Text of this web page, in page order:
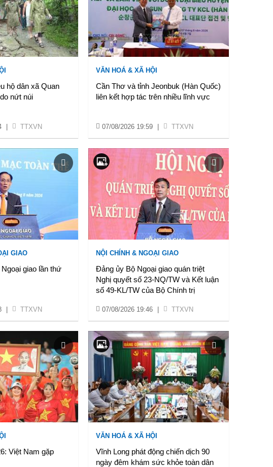
hộ dân xã Quan
nứt núi
TTXVN
VĂN HOÁ & XÃ HỘI
Cần Thơ và tỉnh Jeonbuk (Hàn Quốc)
liên kết hợp tác trên nhiều lĩnh vực
07/08/2026 19:59 TTXVN
GIAO
giao lần thứ
TTXVN
NỘI CHÍNH & NGOẠI GIAO
Đảng ủy Bộ Ngoại giao quán triệt
Nghị quyết số 23-NQ/TW và Kết luận
số 49-KL/TW của Bộ Chính trị
07/08/2026 19:46 TTXVN
Việt Nam gặp
VĂN HOÁ & XÃ HỘI
Vĩnh Long phát động chiến dịch 90
ngày đêm khám sức khỏe toàn dân